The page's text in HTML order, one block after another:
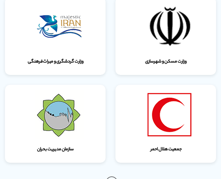
وزارت مسکن و شهرسازی وزارت گردشگری و میراث‌فرهنگی
جمعیت هلال احمر سازمان مدیریت بحران